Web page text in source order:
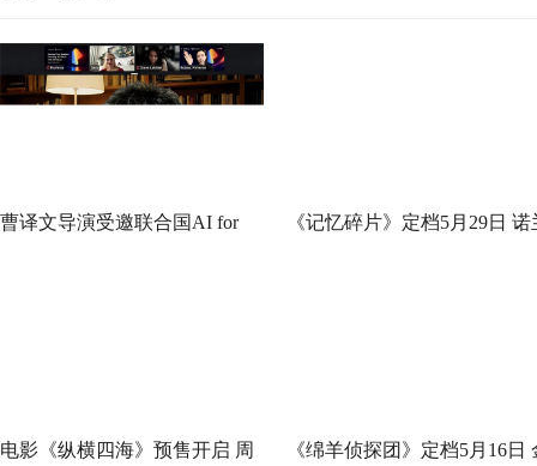
曹译文导演受邀联合国AI for 《记忆碎片》定档5月29日 诺
电影《纵横四海》预售开启 周 《绵羊侦探团》定档5月16日